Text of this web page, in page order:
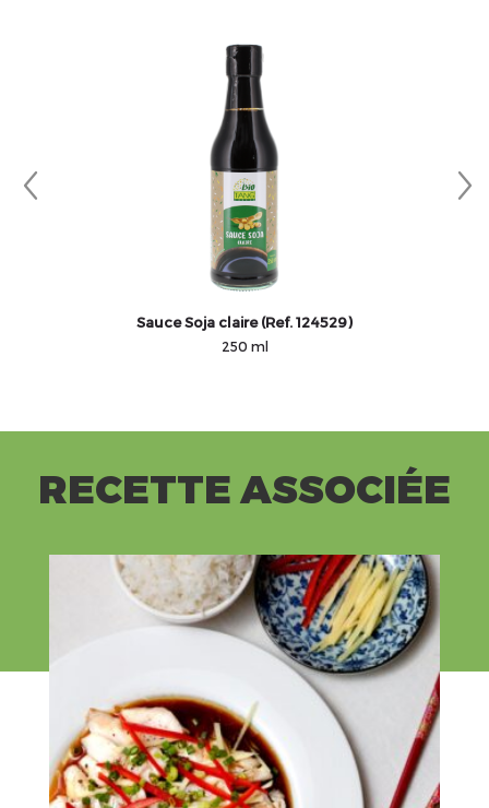
Sauce Soja claire (Ref. 124529)
250 ml
RECETTE ASSOCIÉE